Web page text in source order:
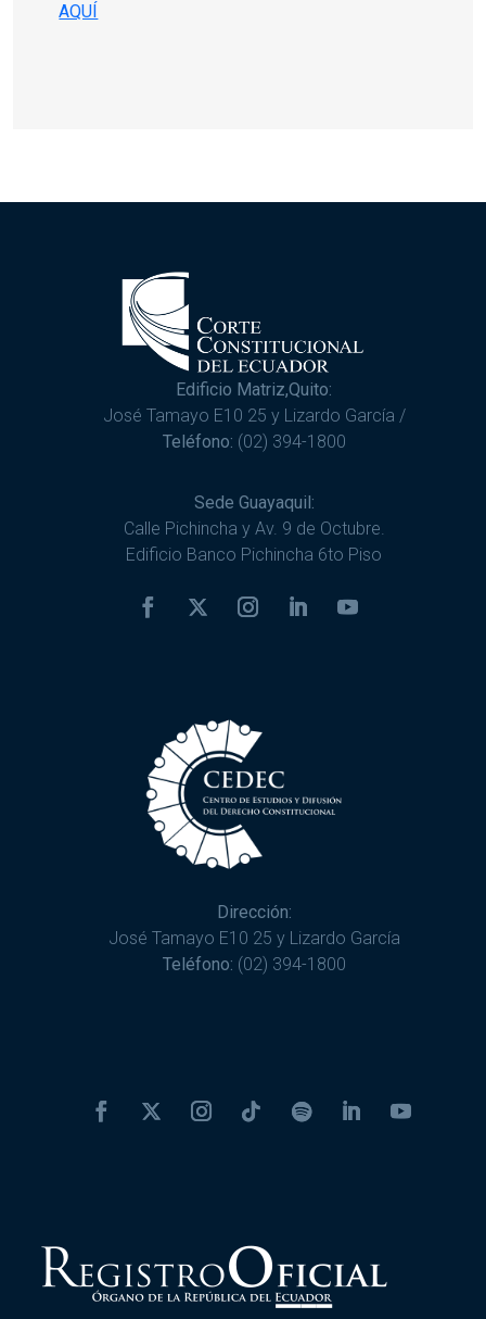
AQUÍ
Edificio Matriz,Quito:
José Tamayo E10 25 y Lizardo García /
Teléfono: (02) 394-1800
Sede Guayaquil:
Calle Pichincha y Av. 9 de Octubre.
Edificio Banco Pichincha 6to Piso
Dirección:
José Tamayo E10 25 y Lizardo García
Teléfono: (02) 394-1800